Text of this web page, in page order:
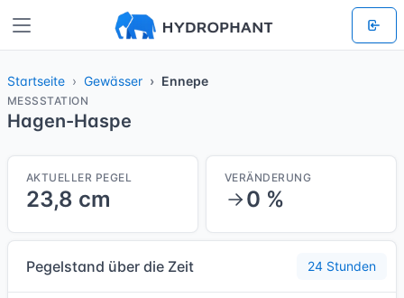
Startseite Gewässer Ennepe
MESSSTATION
Hagen-Haspe
AKTUELLER PEGEL
23,8 cm
VERÄNDERUNG
0 %
Pegelstand über die Zeit 24 Stunden